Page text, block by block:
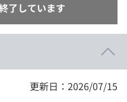
了しています
更新日：2026/07/15